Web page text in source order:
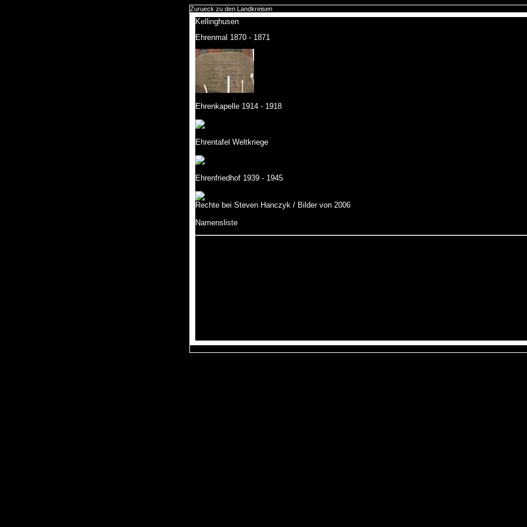
Zurueck zu den Landkreisen
Kellinghusen
Ehrenmal 1870 - 1871
Ehrenkapelle 1914 - 1918
Ehrentafel Weltkriege
Ehrenfriedhof 1939 - 1945
Rechte bei Steven Hanczyk / Bilder von 2006
Namensliste